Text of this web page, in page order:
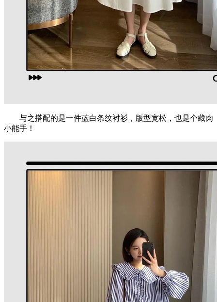
与之搭配的是一件蓝白条纹衬衫，版型宽松，也是个藏肉
小能手！